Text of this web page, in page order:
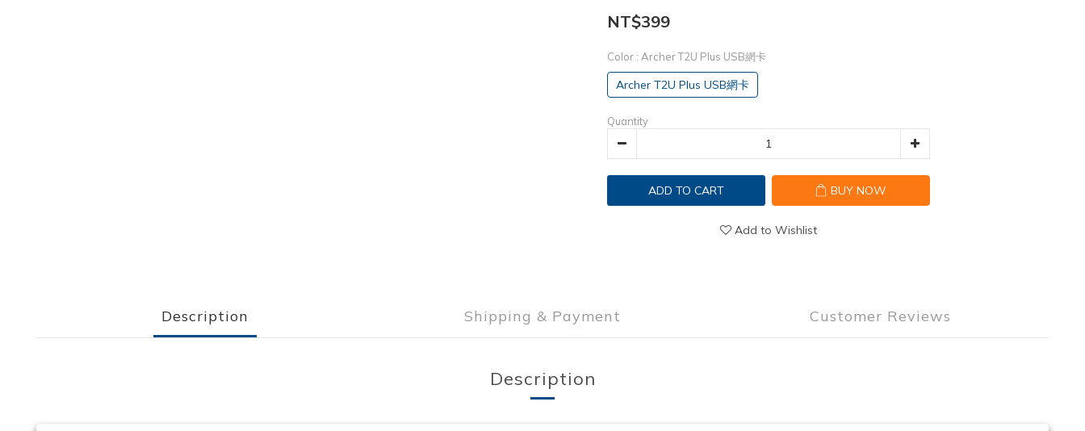
NT$399
Color : Archer T2U Plus USB網卡
Archer T2U Plus USB網卡
Quantity
ADD TO CART BUY NOW
Add to Wishlist
Description Shipping & Payment Customer Reviews
Description